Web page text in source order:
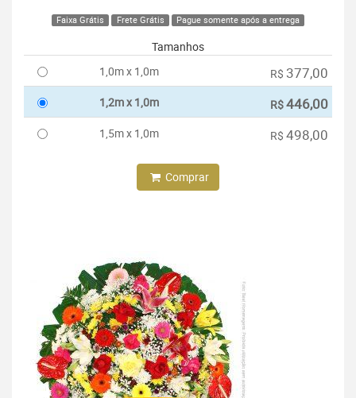
Faixa Grátis Frete Grátis Pague somente após a entrega
Tamanhos
1,0m x 1,0m
R$ 377,00
1,2m x 1,0m R$446,00
1,5m x 1,0m R$ 498,00
Comprar